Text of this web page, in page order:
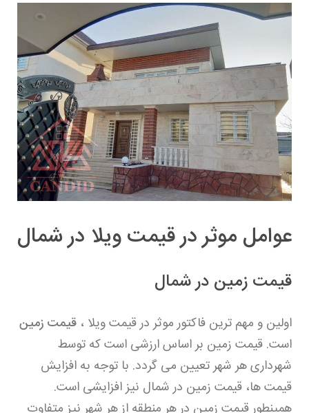
عوامل موثر در قیمت ویلا در شمال
قیمت زمین در شمال
اولین و مهم ترین فاکتور موثر در قیمت ویلا ، قیمت زمین
است. قیمت زمین بر اساس ارزشی است که توسط
شهرداری هر شهر تعیین می گردد. با توجه به افزایش
قیمت ها، قیمت زمین در شمال نیز افزایشی است.